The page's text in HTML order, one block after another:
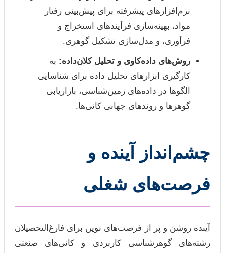
نرم‌افزارهای پیشرفته برای پیش‌بینی رفتار
مواد، بهینه‌سازی فرآیندهای استخراج و
فرآوری، و مدل‌سازی تشکیل گوهری.
روش‌های داده‌کاوی و تحلیل کلان‌داده: به
کارگیری ابزارهای تحلیل داده برای شناسایی
الگوها در داده‌های زمین‌شناسی، بازاریابی
گوهرها و روندهای جهانی کانی‌ها.
چشم‌انداز آینده و
فرصت‌های شغلی
آینده روشن و پر از فرصت‌های نوین برای فارغ‌التحصیلان
رشته‌های گوهرشناسی کاربردی و کانی‌های صنعتی